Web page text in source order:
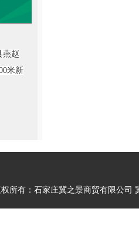
燕赵
米新
权所有：石家庄冀之景商贸有限公司